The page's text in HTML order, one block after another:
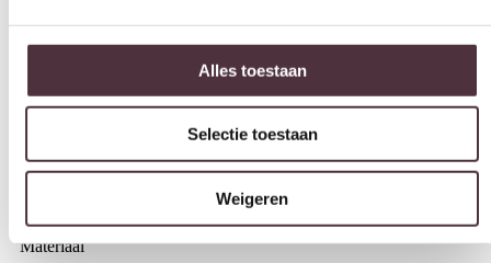
Alles toestaan
Breedte (cm)
Diepte (cm)
Hoogte (cm)
Materiaal